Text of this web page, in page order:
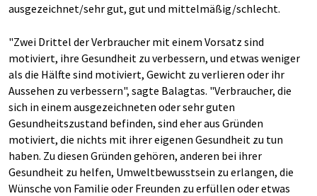
ausgezeichnet/sehr gut, gut und mittelmäßig/schlecht.
"Zwei Drittel der Verbraucher mit einem Vorsatz sind
motiviert, ihre Gesundheit zu verbessern, und etwas weniger
als die Hälfte sind motiviert, Gewicht zu verlieren oder ihr
Aussehen zu verbessern", sagte Balagtas. "Verbraucher, die
sich in einem ausgezeichneten oder sehr guten
Gesundheitszustand befinden, sind eher aus Gründen
motiviert, die nichts mit ihrer eigenen Gesundheit zu tun
haben. Zu diesen Gründen gehören, anderen bei ihrer
Gesundheit zu helfen, Umweltbewusstsein zu erlangen, die
Wünsche von Familie oder Freunden zu erfüllen oder etwas